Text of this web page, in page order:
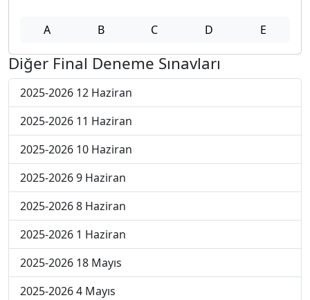
A B C D E
Diğer Final Deneme Sınavları
2025-2026 12 Haziran
2025-2026 11 Haziran
2025-2026 10 Haziran
2025-2026 9 Haziran
2025-2026 8 Haziran
2025-2026 1 Haziran
2025-2026 18 Mayıs
2025-2026 4 Mayıs